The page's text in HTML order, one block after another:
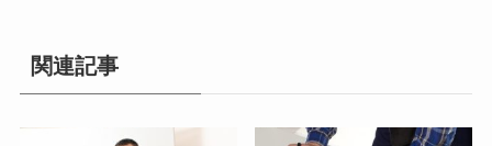
関連記事